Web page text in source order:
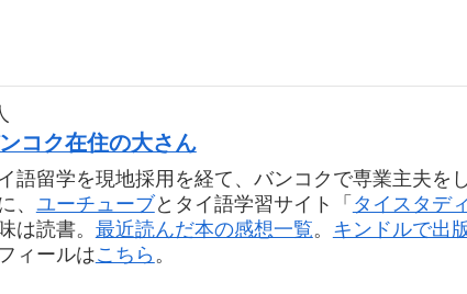
コク在住の大さん
語留学を現地採用を経て、バンコクで専業主夫を
、 ユーチューブとタイ語学習サイト「 タイスタディ
は読書。 最近読んだ本の感想一覧。 キンドルで出
ィールはこちら 。